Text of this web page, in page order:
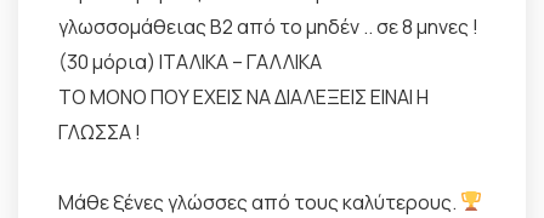
γλωσσομάθειας Β2 από το μηδέν .. σε 8 μηνες !
(30 μόρια) ΙΤΑΛΙΚΑ – ΓΑΛΛΙΚΑ
ΤΟ ΜΟΝΟ ΠΟΥ ΕΧΕΙΣ ΝΑ ΔΙΑΛΕΞΕΙΣ ΕΙΝΑΙ Η
ΓΛΩΣΣΑ !
Μάθε ξένες γλώσσες από τους καλύτερους.